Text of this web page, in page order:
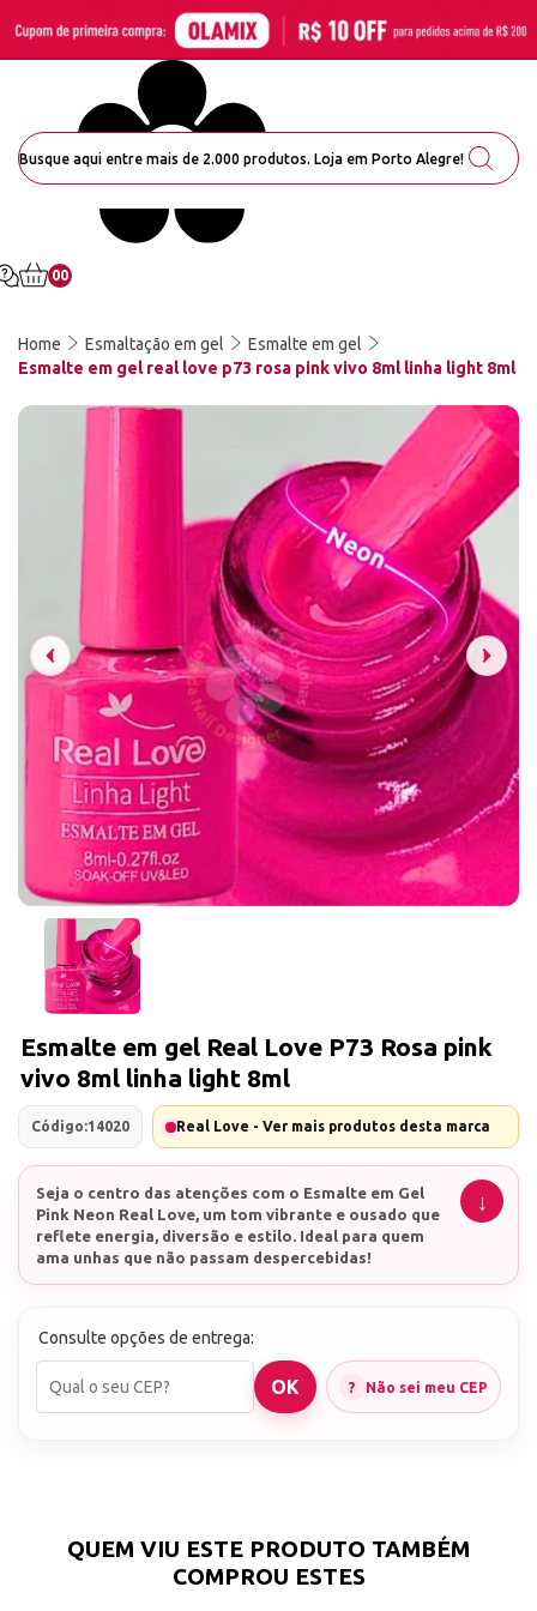
00
Home Esmaltação em gel
Esmalte em gel
Esmalte em gel real love p73 rosa pink vivo 8ml linha light 8ml
Esmalte em gel Real Love P73 Rosa pink
vivo 8ml linha light 8ml
Código:14020 Real Love - Ver mais produtos desta marca
Seja o centro das atenções com o Esmalte em Gel
Pink Neon Real Love, um tom vibrante e ousado que
reflete energia, diversão e estilo. Ideal para quem
ama unhas que não passam despercebidas!
Características
brilha em qualquer ocasião.
Fórmula LED/UV:Secagem rápida e longa duração.
Brilho Espetacular:
Unhas perfeitas com
acabamento espelhado e sofisticado.
Perfeito para baladas, eventos descontraídos e até
O tom pink neon é sinônimo de ousadia e
modernidade. Imagine estrelas como Dua Lipa ou
Anitta desfilando com unhas nessa tonalidade
Consulte opções de entrega:
Não sei meu CEP
QUEM VIU ESTE PRODUTO TAMBÉM
COMPROU ESTES